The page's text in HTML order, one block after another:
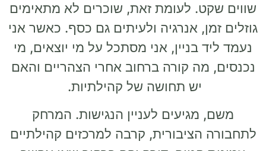
שווים שקט. לעומת זאת, שוכרים לא מתאימים
גוזלים זמן, אנרגיה ולעיתים גם כסף. כאשר אני
נעמד ליד בניין, אני מסתכל על מי יוצאים, מי
נכנסים, מה קורה ברחוב אחרי הצהריים והאם
יש תחושה של קהילתיות.
משם, מגיעים לעניין הנגישות. המרחק
לתחבורה הציבורית, קרבה למרכזים קהילתיים